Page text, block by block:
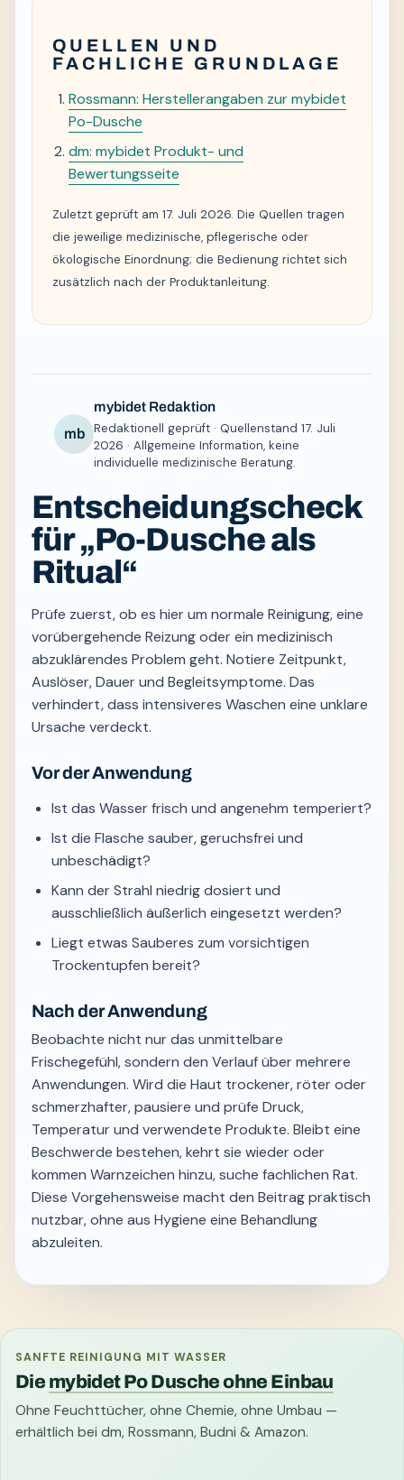
QUELLEN UND
FACHLICHE GRUNDLAGE
Rossmann: Herstellerangaben zur mybidet
Po-Dusche
dm: mybidet Produkt- und
Bewertungsseite
Zuletzt geprüft am 17. Juli 2026. Die Quellen tragen
die jeweilige medizinische, pflegerische oder
ökologische Einordnung; die Bedienung richtet sich
zusätzlich nach der Produktanleitung.
mb
mybidet Redaktion
Redaktionell geprüft · Quellenstand 17. Juli
2026 · Allgemeine Information, keine
individuelle medizinische Beratung.
Entscheidungscheck
für „Po-Dusche als
Ritual“
Prüfe zuerst, ob es hier um normale Reinigung, eine
vorübergehende Reizung oder ein medizinisch
abzuklärendes Problem geht. Notiere Zeitpunkt,
Auslöser, Dauer und Begleitsymptome. Das
verhindert, dass intensiveres Waschen eine unklare
Ursache verdeckt.
Vor der Anwendung
Ist das Wasser frisch und angenehm temperiert?
Ist die Flasche sauber, geruchsfrei und
unbeschädigt?
Kann der Strahl niedrig dosiert und
ausschließlich äußerlich eingesetzt werden?
Liegt etwas Sauberes zum vorsichtigen
Trockentupfen bereit?
Nach der Anwendung
Beobachte nicht nur das unmittelbare
Frischegefühl, sondern den Verlauf über mehrere
Anwendungen. Wird die Haut trockener, röter oder
schmerzhafter, pausiere und prüfe Druck,
Temperatur und verwendete Produkte. Bleibt eine
Beschwerde bestehen, kehrt sie wieder oder
kommen Warnzeichen hinzu, suche fachlichen Rat.
Diese Vorgehensweise macht den Beitrag praktisch
nutzbar, ohne aus Hygiene eine Behandlung
abzuleiten.
SANFTE REINIGUNG MIT WASSER
Die mybidet Po Dusche ohne Einbau
Ohne Feuchttücher, ohne Chemie, ohne Umbau —
erhältlich bei dm, Rossmann, Budni & Amazon.